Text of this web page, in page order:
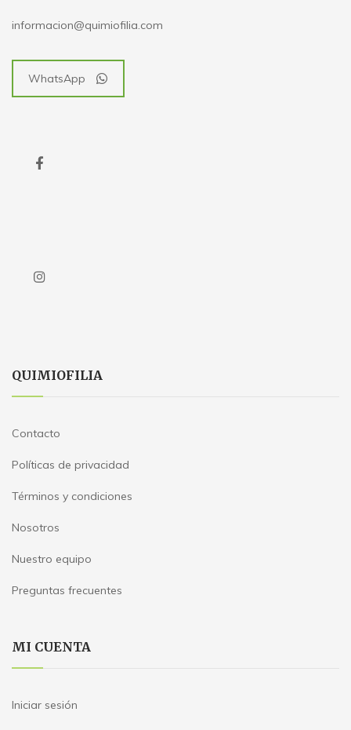
informacion@quimiofilia.com
WhatsApp
QUIMIOFILIA
Contacto
Políticas de privacidad
Términos y condiciones
Nosotros
Nuestro equipo
Preguntas frecuentes
MI CUENTA
Iniciar sesión